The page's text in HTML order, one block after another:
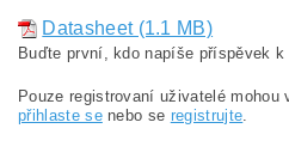
Datasheet (1.1 MB)
Buďte první, kdo napíše příspěvek k
Pouze registrovaní uživatelé
přihlaste senebo se registrujte.